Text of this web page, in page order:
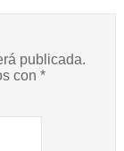
publicada.
con *